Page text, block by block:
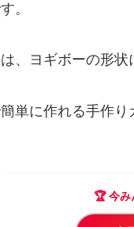
。
、ヨギボーの形
単に作れる手作
🏆 今み